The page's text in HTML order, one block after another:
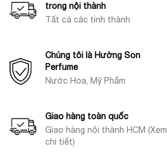
trong nội thành
Tất cả các tỉnh thành
Chúng tôi là Hường Son
Perfume
Nước Hoa, Mỹ Phẩm
Giao hàng toàn quốc
Giao hàng nội thành HCM (Xem
chi tiết)